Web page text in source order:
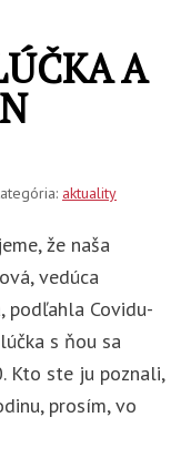
A
aktuality
že naša
vedúca
podľahla Covidu-
s ňou sa
Kto ste ju poznali,
prosím, vo